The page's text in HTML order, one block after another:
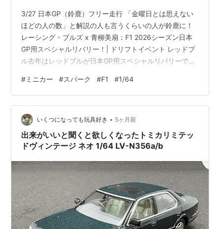
3/27 日本GP（鈴鹿）フリー走行 「金曜日とは思えない
ほどの人の数」と解説の人も言うくらいの人が鈴鹿に！
レーシング・ブルズ x 青柳美扇：F1 2026シーズン日本
GP用スペシャルリバリー！| ドリフトイベント レッドブ
ル去年はレッドブルが日本GP用スペシャルリバリーでし
専用スペシャルリバリー！www.redbull.com角田選手が
2025年の第3戦日本GPで、レッドブル・レーシングから
母国グランプリに出走しましたね またF1で出走する姿を
見たいです。 スパーク 1/64 レッドブル RB21 No.22
2025 F1 …
#ミニカー #スパーク #F1 #1/64
いくつになっても玩具好き • 5ヶ月前
出来がいいと聞くと欲しくなったトミカリミテッ
ドヴィンテージ ネオ 1/64 LV-N356a/b